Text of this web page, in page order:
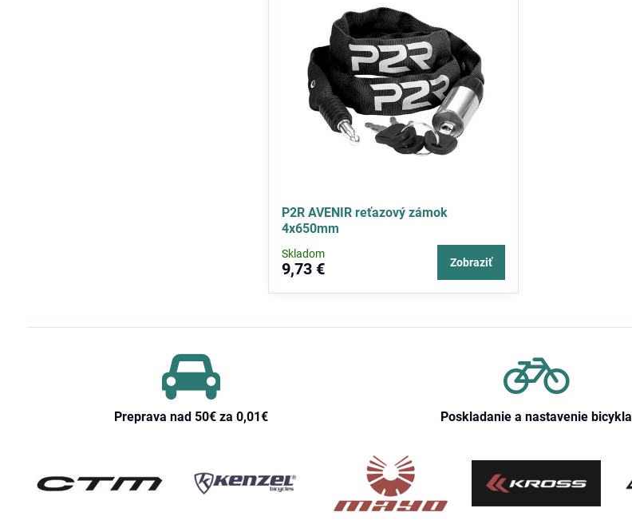
P2R AVENIR reťazový zámok
4x650mm
Skladom
9,73 € Zobraziť
Preprava nad 50€ za 0,01€ Poskladanie a nastavenie bicykla